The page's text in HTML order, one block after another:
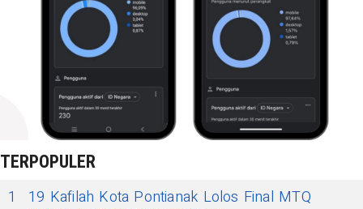
TERPOPULER
1
19 Kafilah Kota Pontianak Lolos Final MTQ